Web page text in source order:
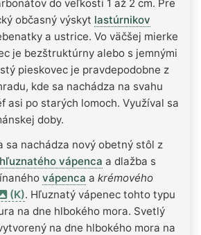
do veľkosti 1 až 2 cm. Pre
občasný výskyt lastúrnikov
a ustrice. Vo väčšej mierke
je bezštruktúrny alebo s jemnými
pieskovec je pravdepodobne z
kde sa nachádza na svahu
asi po starých lomoch. Využíval sa
doby.
sa nachádza nový obetný stôl z
hľuznatého vápenca a dlažba s
vápenca a krémového
(K). Hľuznatý vápenec tohto typu
na dne hlbokého mora. Svetlý
na dne hlbokého mora na